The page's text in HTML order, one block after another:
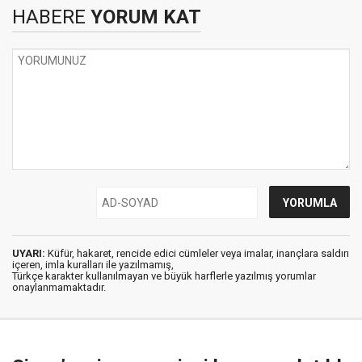
HABERE YORUM KAT
UYARI: Küfür, hakaret, rencide edici cümleler veya imalar, inançlara saldırı
içeren, imla kuralları ile yazılmamış,
Türkçe karakter kullanılmayan ve büyük harflerle yazılmış yorumlar
onaylanmamaktadır.